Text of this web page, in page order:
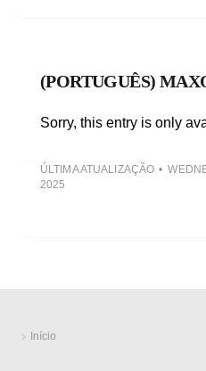
(PORTUGUÊS)
Sorry, this entry is only
ÚLTIMA ATUALIZAÇÃO
2025
Início